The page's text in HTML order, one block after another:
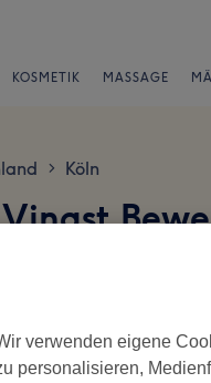
KOSMETIK MASSAGE
> Köln
buchen
verwenden eigene
personalisieren,